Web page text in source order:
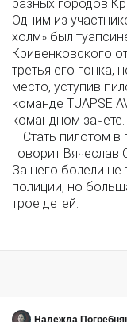
разных городов
Одним из
холм» был
Кривенковского
третья его гонка,
место, уступив
команде TUAPSE
командном зачете.
– Стать пилотом в
говорит Вячеслав
За него болели не
полиции, но
трое детей.
Надежда